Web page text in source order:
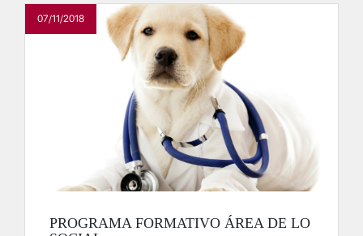
07/11/2018
PROGRAMA FORMATIVO ÁREA DE LO